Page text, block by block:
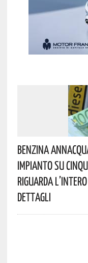
Benzina
Impianto Su
Riguarda
Dettagli